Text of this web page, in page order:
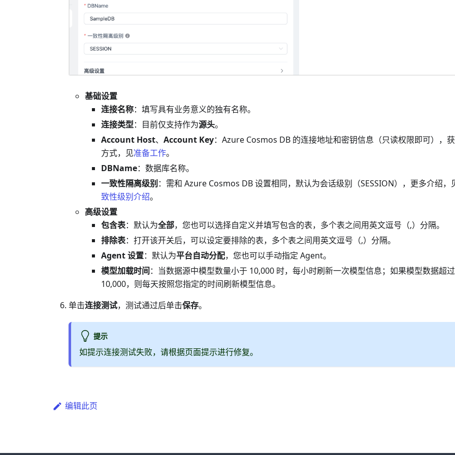
基础设置
连接名称：填写具有业务意义的独有名称。
连接类型：目前仅支持作为源头。
Account Host、 Account Key：Azure Cosmos DB 的连接地址和密钥信息（只读权限即可），
方式，见准备工作。
DBName：数据库名称。
一致性隔离级别 ：需和 Azure Cosmos DB 设置相同，默认为会话级别（SESSION），更多介绍，
致性级别介绍。
高级设置
包含表：默认为全部，您也可以选择自定义并填写包含的表，多个表之间用英文逗号（,）分隔。
排除表：打开该开关后，可以设定要排除的表，多个表之间用英文逗号（,）分隔。
Agent 设置：默认为平台自动分配，您也可以手动指定 Agent。
模型加载时间：当数据源中模型数量小于 10,000 时，每小时刷新一次模型信息；如果模型数据超过
10,000，则每天按照您指定的时间刷新模型信息。
单击连接测试，测试通过后单击保存。
提示
如提示连接测试失败，请根据页面提示进行修复。
编辑此页